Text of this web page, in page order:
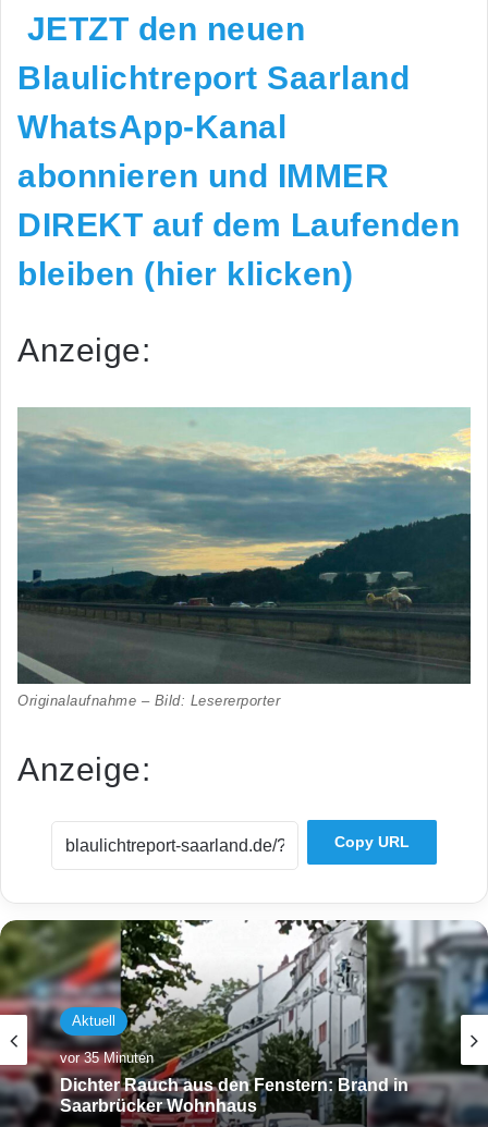
JETZT den neuen
Blaulichtreport Saarland
WhatsApp-Kanal
abonnieren und IMMER
DIREKT auf dem Laufenden
bleiben (hier klicken)
Anzeige:
Originalaufnahme – Bild: Lesererporter
Anzeige:
Copy URL
Aktuell
vor 35 Minuten
Dichter Rauch aus den Fenstern: Brand in
Saarbrücker Wohnhaus